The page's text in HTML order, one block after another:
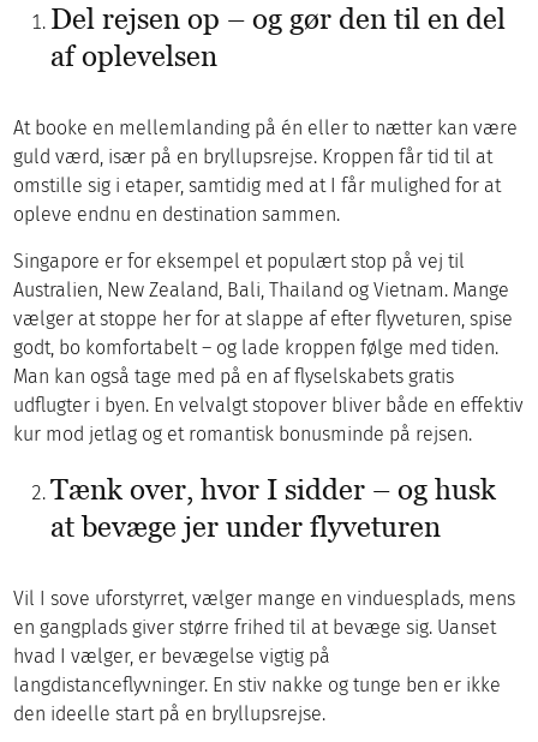
Del rejsen op – og gør den til en del
af oplevelsen
At booke en mellemlanding på én eller to nætter kan være
guld værd, især på en bryllupsrejse. Kroppen får tid til at
omstille sig i etaper, samtidig med at I får mulighed for at
opleve endnu en destination sammen.
Singapore er for eksempel et populært stop på vej til
Australien, New Zealand, Bali, Thailand og Vietnam. Mange
vælger at stoppe her for at slappe af efter flyveturen, spise
godt, bo komfortabelt – og lade kroppen følge med tiden.
Man kan også tage med på en af flyselskabets gratis
udflugter i byen. En velvalgt stopover bliver både en effektiv
kur mod jetlag og et romantisk bonusminde på rejsen.
Tænk over, hvor I sidder – og husk
at bevæge jer under flyveturen
Vil I sove uforstyrret, vælger mange en vinduesplads, mens
en gangplads giver større frihed til at bevæge sig. Uanset
hvad I vælger, er bevægelse vigtig på
langdistanceflyvninger. En stiv nakke og tunge ben er ikke
den ideelle start på en bryllupsrejse.